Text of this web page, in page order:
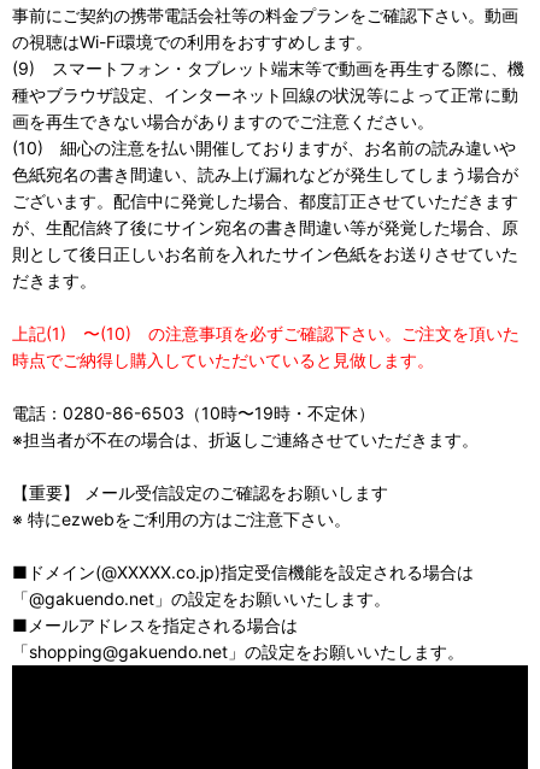
事前にご契約の携帯電話会社等の料金プランをご確認下さい。動画
の視聴はWi-Fi環境での利用をおすすめします。
(9) スマートフォン・タブレット端末等で動画を再生する際に、機
種やブラウザ設定、インターネット回線の状況等によって正常に動
画を再生できない場合がありますのでご注意ください。
(10) 細心の注意を払い開催しておりますが、お名前の読み違いや
色紙宛名の書き間違い、読み上げ漏れなどが発生してしまう場合が
ございます。配信中に発覚した場合、都度訂正させていただきます
が、生配信終了後にサイン宛名の書き間違い等が発覚した場合、原
則として後日正しいお名前を入れたサイン色紙をお送りさせていた
だきます。
上記(1) 〜(10) の注意事項を必ずご確認下さい。ご注文を頂いた
時点でご納得し購入していただいていると見做します。
電話：0280-86-6503（10時〜19時・不定休）
※担当者が不在の場合は、折返しご連絡させていただきます。
【重要】 メール受信設定のご確認をお願いします
※ 特にezwebをご利用の方はご注意下さい。
■ドメイン(@XXXXX.co.jp)指定受信機能を設定される場合は
「@gakuendo.net」の設定をお願いいたします。
■メールアドレスを指定される場合は
「shopping@gakuendo.net」の設定をお願いいたします。